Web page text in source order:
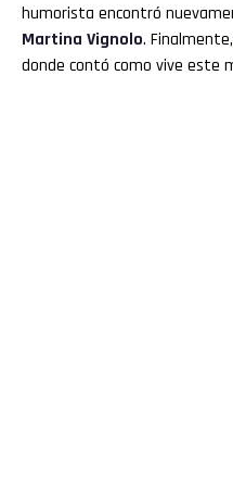
humorista encontró
Martina Vignolo. Finalmente,
donde contó como vive este